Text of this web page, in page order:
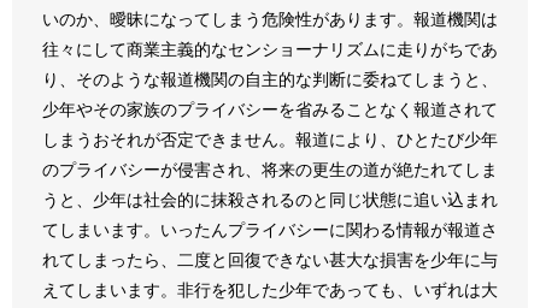
いのか、曖昧になってしまう危険性があります。報道機関は
往々にして商業主義的なセンショーナリズムに走りがちであ
り、そのような報道機関の自主的な判断に委ねてしまうと、
少年やその家族のプライバシーを省みることなく報道されて
しまうおそれが否定できません。報道により、ひとたび少年
のプライバシーが侵害され、将来の更生の道が絶たれてしま
うと、少年は社会的に抹殺されるのと同じ状態に追い込まれ
てしまいます。いったんプライバシーに関わる情報が報道さ
れてしまったら、二度と回復できない甚大な損害を少年に与
えてしまいます。非行を犯した少年であっても、いずれは大